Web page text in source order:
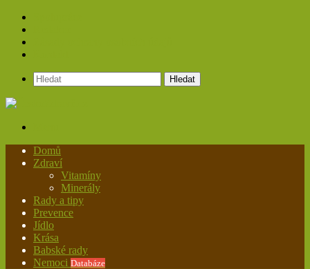
Hledat
Domů
Zdraví
Vitamíny
Minerály
Rady a tipy
Prevence
Jídlo
Krása
Babské rady
Nemoci Databáze